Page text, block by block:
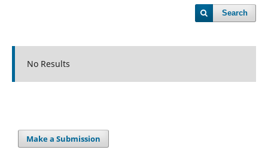
Search
No Results
Make a Submission